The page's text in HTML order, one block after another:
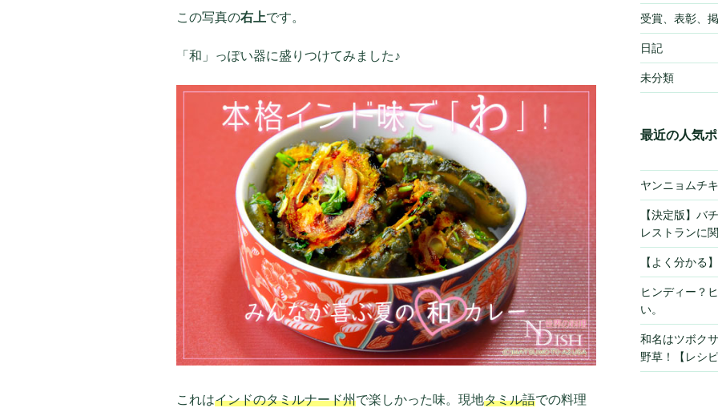
この写真の右上です。
「和」っぽい器に盛りつけてみました♪
これはインドのタミルナード州で楽しかった味。現地タミル語での料理
受賞、表彰、
日記
未分類
最近の人気ポ
ヤンニョムチ
【決定版】バ
レストランに
【よく分かる
ヒンディー？
い。
和名はツボク
野草！【レシピ